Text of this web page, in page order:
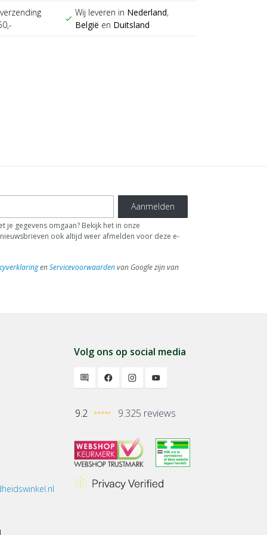
check
Wij leveren in Nederland,
België en Duitsland
Aanmelden
je gegevens omgaan? Bekijk het in onze
ook altijd weer afmelden voor deze e-
enServicevoorwaardenvan Google zijn van
Volg ons op social media
9.2 9.325 reviews